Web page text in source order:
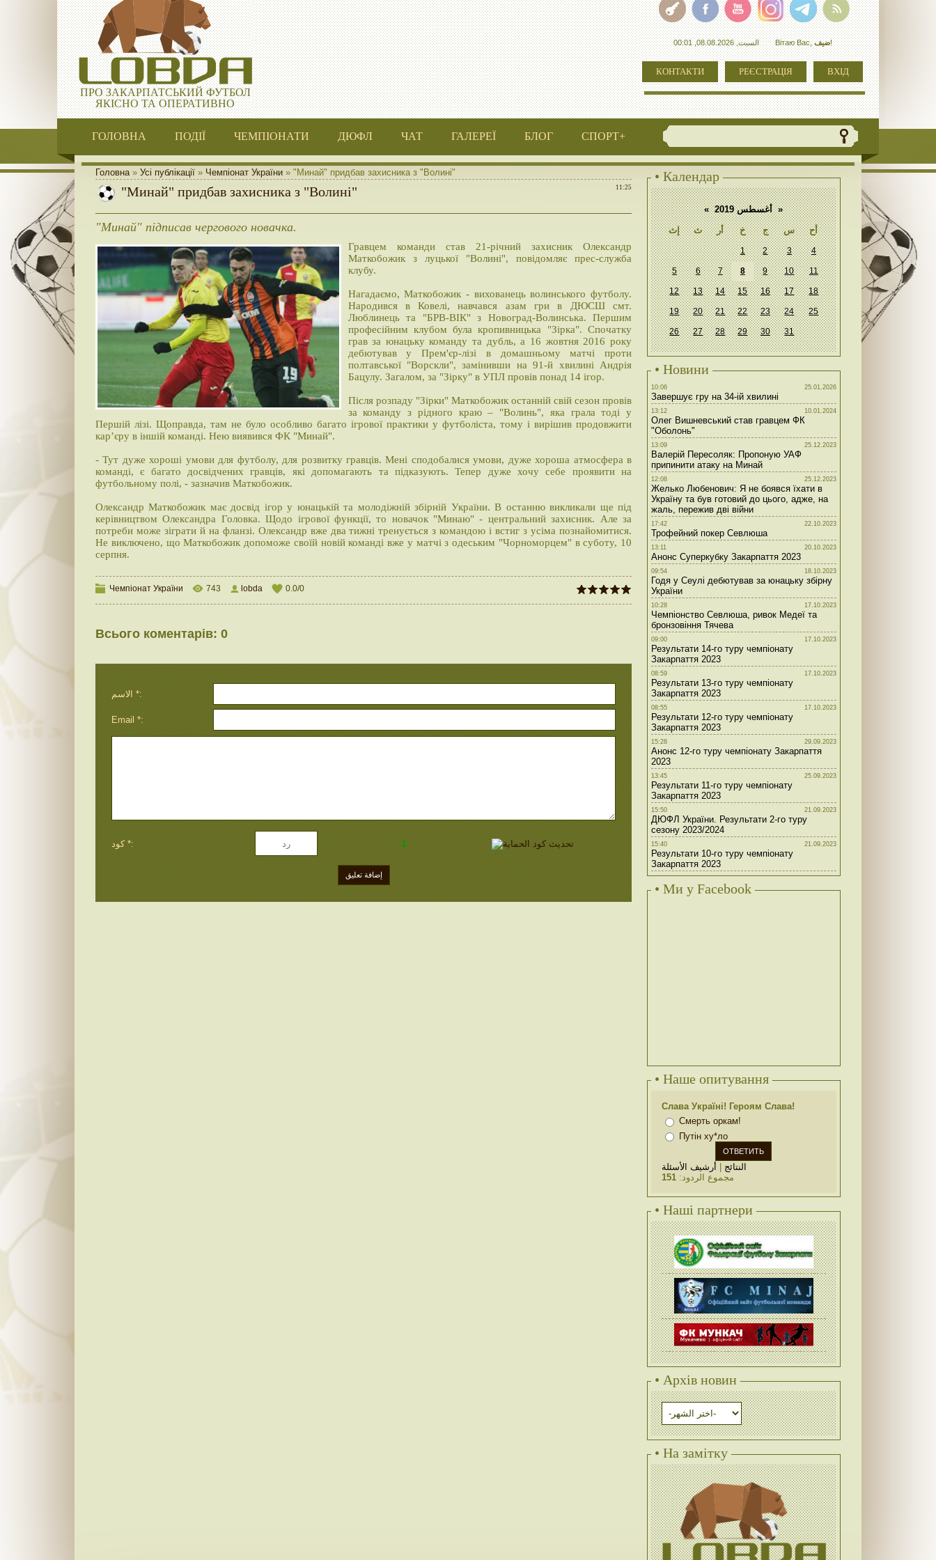
ПРО ЗАКАРПАТСЬКИЙ ФУТБОЛ
ЯКІСНО ТА ОПЕРАТИВНО
السبت, 08.08.2026, 00:01 Вітаю Вас,ضيف!
КОНТАКТИ РЕЄСТРАЦІЯ ВХІД
ГОЛОВНА ПОДІЇ ЧЕМПІОНАТИ ДЮФЛ ЧАТ ГАЛЕРЕЇ БЛОГ СПОРТ+
Головна» Усі публікації » Чемпіонат України » "Минай" придбав захисника з "Волині"
11:25
"Минай" придбав захисника з "Волині"
"Минай" підписав чергового новачка.
Гравцем команди став 21-річний захисник Олександр
Маткобожик з луцької "Волині", повідомляє прес-служба
клубу.
Нагадаємо, Маткобожик - вихованець волинського футболу.
Народився в Ковелі, навчався азам гри в ДЮСШ смт.
Люблинець та "БРВ-ВІК" з Новоград-Волинська. Першим
професійним клубом була кропивницька "Зірка". Спочатку
грав за юнацьку команду та дубль, а 16 жовтня 2016 року
дебютував у Прем'єр-лізі в домашньому матчі проти
полтавської "Ворскли", замінивши на 91-й хвилині Андрія
Бацулу. Загалом, за "Зірку" в УПЛ провів понад 14 ігор.
Після розпаду "Зірки" Маткобожик останній свій сезон провів
за команду з рідного краю – "Волинь", яка грала тоді у
Першій лізі. Щоправда, там не було особливо багато ігрової практики у футболіста, тому і вирішив продовжити
кар’єру в іншій команді. Нею виявився ФК "Минай".
- Тут дуже хороші умови для футболу, для розвитку гравців. Мені сподобалися умови, дуже хороша атмосфера в
команді, є багато досвідчених гравців, які допомагають та підказують. Тепер дуже хочу себе проявити на
футбольному полі, - зазначив Маткобожик.
Олександр Маткобожик має досвід ігор у юнацькій та молодіжній збірній України. В останню викликали ще під
керівництвом Олександра Головка. Щодо ігрової функції, то новачок "Минаю" - центральний захисник. Але за
потреби може зіграти й на фланзі. Олександр вже два тижні тренується з командою і встиг з усіма познайомитися.
Не виключено, що Маткобожик допоможе своїй новій команді вже у матчі з одеським "Чорноморцем" в суботу, 10
серпня.
Чемпіонат України 743 lobda 0.0/0
Всього коментарів: 0
الاسم *:
Email *:
كود *:
• Календар
« أغسطس 2019 »
إث
ث أر خ ج س أح
1 2 3 4
5 6 7 8 9 10 11
12 13 14 15 16 17 18
19 20 21 22 23 24 25
26 27 28 29 30 31
• Новини
10:06 25.01.2026
Завершує гру на 34-ій хвилині
13:12 10.01.2024
Олег Вишневський став гравцем ФК
"Оболонь"
13:09 25.12.2023
Валерій Пересоляк: Пропоную УАФ
припинити атаку на Минай
12:08 25.12.2023
Желько Любенович: Я не боявся їхати в
Україну та був готовий до цього, адже, на
жаль, пережив дві війни
17:42 22.10.2023
Трофейний покер Севлюша
13:11 20.10.2023
Анонс Суперкубку Закарпаття 2023
09:54 18.10.2023
Годя у Сеулі дебютував за юнацьку збірну
України
10:28 17.10.2023
Чемпіонство Севлюша, ривок Медеї та
бронзовіння Тячева
09:00 17.10.2023
Результати 14-го туру чемпіонату
Закарпаття 2023
08:59 17.10.2023
Результати 13-го туру чемпіонату
Закарпаття 2023
08:55 17.10.2023
Результати 12-го туру чемпіонату
Закарпаття 2023
15:28 29.09.2023
Анонс 12-го туру чемпіонату Закарпаття
2023
13:45 25.09.2023
Результати 11-го туру чемпіонату
Закарпаття 2023
15:50 21.09.2023
ДЮФЛ України. Результати 2-го туру
сезону 2023/2024
15:40 21.09.2023
Результати 10-го туру чемпіонату
Закарпаття 2023
• Ми у Facebook
• Наше опитування
Слава Україні! Героям Слава!
Смерть оркам!
Путін ху*ло
النتائج
أرشيف الأسئلة
مجموع الردود:151
• Наші партнери
• Архів новин
• На замітку